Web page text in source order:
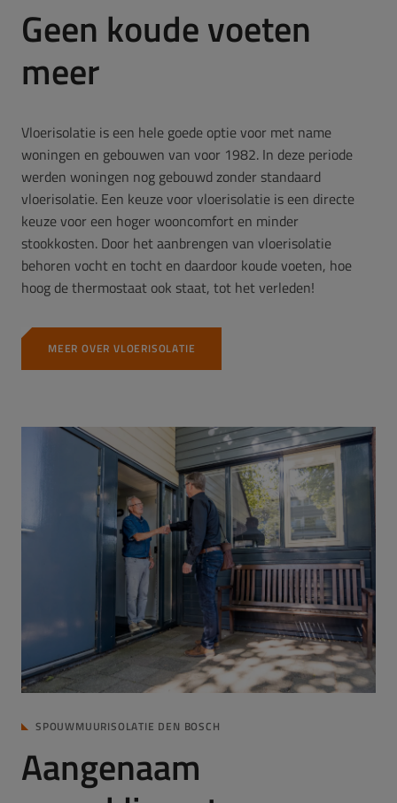
Geen koude voeten
meer
Vloerisolatie is een hele goede optie voor met name
woningen en gebouwen van voor 1982. In deze periode
werden woningen nog gebouwd zonder standaard
vloerisolatie. Een keuze voor vloerisolatie is een directe
keuze voor een hoger wooncomfort en minder
stookkosten. Door het aanbrengen van vloerisolatie
behoren vocht en tocht en daardoor koude voeten, hoe
hoog de thermostaat ook staat, tot het verleden!
MEER OVER VLOERISOLATIE
SPOUWMUURISOLATIE DEN BOSCH
Aangenaam